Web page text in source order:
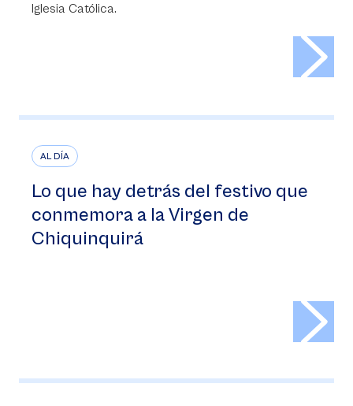
Iglesia Católica.
AL DÍA
Lo que hay detrás del festivo que
conmemora a la Virgen de
Chiquinquirá